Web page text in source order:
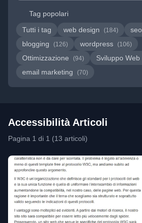
Tag popolari
Tutti i tag
web design (184) seo
blogging (126) wordpress (106)
Ottimizzazione (94) Sviluppo Web
email marketing (70)
Accessibilità Articoli
Pagina 1 di 1 (13 articoli)